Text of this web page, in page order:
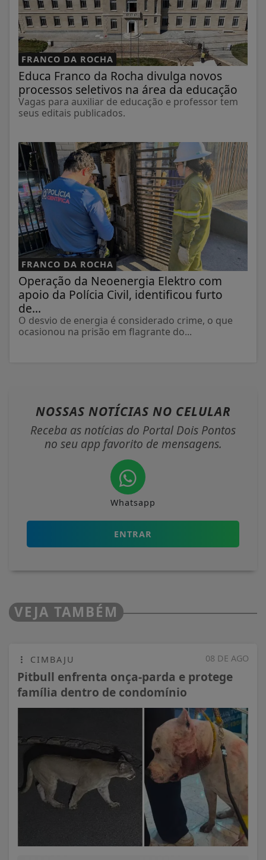
FRANCO DA ROCHA
Educa Franco da Rocha divulga novos
processos seletivos na área da educação
Vagas para auxiliar de educação e professor tem
seus editais publicados.
FRANCO DA ROCHA
Operação da Neoenergia Elektro com
apoio da Polícia Civil, identificou furto
de...
O desvio de energia é considerado crime, o que
ocasionou na prisão em flagrante do...
NOSSAS NOTÍCIAS NO CELULAR
Receba as notícias do Portal Dois Pontos
no seu app favorito de mensagens.
Whatsapp
ENTRAR
VEJA TAMBÉM
08 DE AGO
CIMBAJU
Pitbull enfrenta onça-parda e protege
família dentro de condomínio